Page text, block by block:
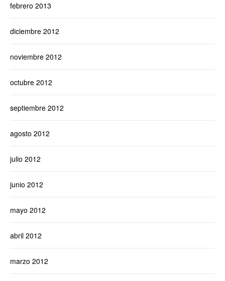
febrero 2013
diciembre 2012
noviembre 2012
octubre 2012
septiembre 2012
agosto 2012
julio 2012
junio 2012
mayo 2012
abril 2012
marzo 2012